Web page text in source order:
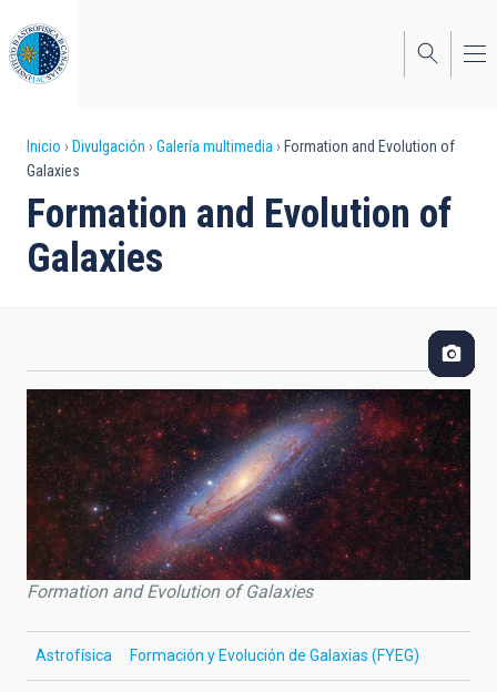
al
contenido
principal
Sobrescribir
enlaces
de
ayuda
navegación
Inicio Divulgación Galería multimedia
Formation and Evolution of
Galaxies
Formation and Evolution of
Galaxies
Formation and Evolution of Galaxies
Astrofísica Formación y Evolución de Galaxias (FYEG)